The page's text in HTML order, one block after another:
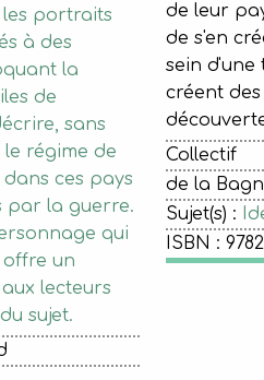
portraits
à des
la
de
sans
régime de
ces pays
par la guerre.
qui
offre un
lecteurs
sujet.
de leur
de s'en
sein d'une
créent
Collectif
de la
Sujet(s) :
ISBN :